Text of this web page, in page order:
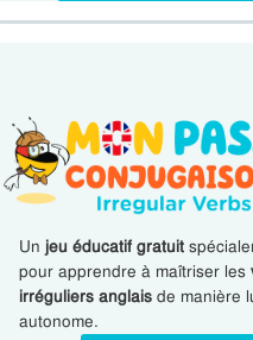
Un jeu éducatif gratuit
pour apprendre à maîtriser les
irréguliers anglaisde manière
autonome.